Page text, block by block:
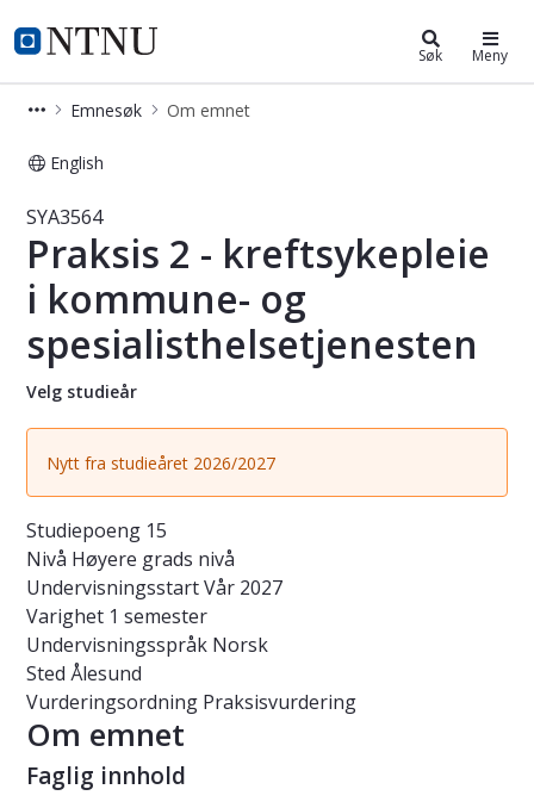
NTNU Hjemmeside
Studier Søk Meny
Emnesøk Om emnet
English
Emne - Praksis 2 - kreftsykepleie i
SYA3564
Praksis 2 - kreftsykepleie
i kommune- og
spesialisthelsetjenesten
Velg studieår
Nytt fra studieåret 2026/2027
Studiepoeng 15
Nivå Høyere grads nivå
UndervisningsstartVår 2027
Varighet 1 semester
Undervisningsspråk Norsk
Sted Ålesund
Vurderingsordning Praksisvurdering
Om emnet
Faglig innhold